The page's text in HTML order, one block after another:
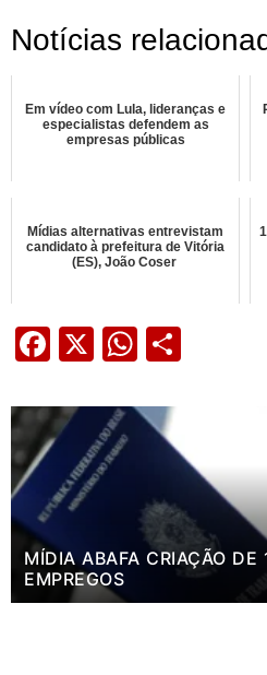
Notícias
Em vídeo com Lula, lideranças e
especialistas defendem as
empresas públicas
Mídias alternativas entrevistam
candidato à prefeitura de Vitória
(ES), João Coser
Facebook
X
MÍDIA ABAFA CRIAÇÃO DE
EMPREGOS